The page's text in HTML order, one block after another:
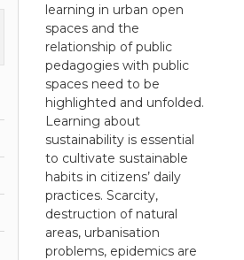
learning in urban open
spaces and the
relationship of public
pedagogies with public
spaces need to be
highlighted and unfolded.
Learning about
sustainability is essential
to cultivate sustainable
habits in citizens’ daily
practices. Scarcity,
destruction of natural
areas, urbanisation
problems, epidemics are